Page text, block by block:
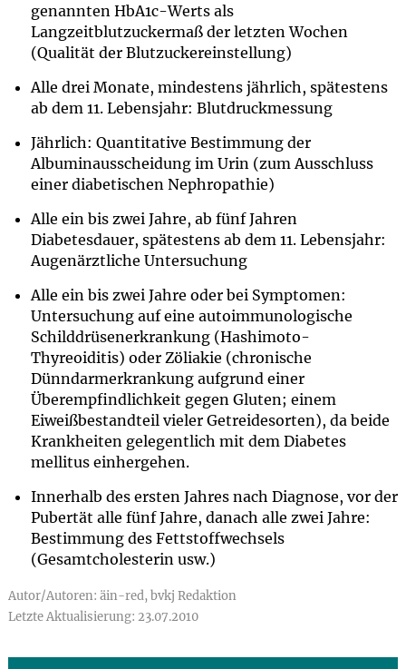
genannten HbA1c-Werts als
Langzeitblutzuckermaß der letzten Wochen
(Qualität der Blutzuckereinstellung)
Alle drei Monate, mindestens jährlich, spätestens
ab dem 11. Lebensjahr: Blutdruckmessung
Jährlich: Quantitative Bestimmung der
Albuminausscheidung im Urin (zum Ausschluss
einer diabetischen Nephropathie)
Alle ein bis zwei Jahre, ab fünf Jahren
Diabetesdauer, spätestens ab dem 11. Lebensjahr:
Augenärztliche Untersuchung
Alle ein bis zwei Jahre oder bei Symptomen:
Untersuchung auf eine autoimmunologische
Schilddrüsenerkrankung (Hashimoto-
Thyreoiditis) oder Zöliakie (chronische
Dünndarmerkrankung aufgrund einer
Überempfindlichkeit gegen Gluten; einem
Eiweißbestandteil vieler Getreidesorten), da beide
Krankheiten gelegentlich mit dem Diabetes
mellitus einhergehen.
Innerhalb des ersten Jahres nach Diagnose, vor der
Pubertät alle fünf Jahre, danach alle zwei Jahre:
Bestimmung des Fettstoffwechsels
(Gesamtcholesterin usw.)
Autor/Autoren: äin-red, bvkj Redaktion
Letzte Aktualisierung: 23.07.2010